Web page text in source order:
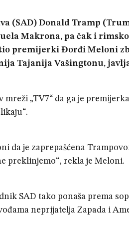
(SAD) Donald Tramp
Makrona, pa čak i
premijerki Đorđi Meloni
Tajanija Vašingtonu,
„TV7“ da ga je
da je zaprepašćena
preklinjemo“, rekla je Meloni.
SAD tako ponaša prema
neprijatelja Zapada i